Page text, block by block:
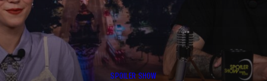
SPOILER SHOW